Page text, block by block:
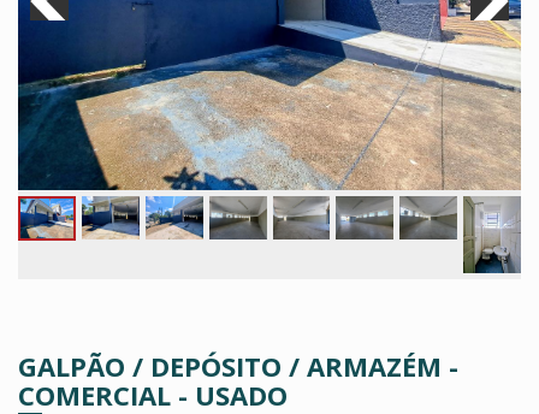
GALPÃO / DEPÓSITO / ARMAZÉM -
COMERCIAL - USADO